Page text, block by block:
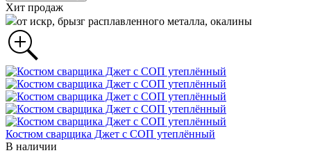
Хит продаж
от искр, брызг расплавленного металла, окалины
Костюм сварщика Джет с СОП утеплённый
В наличии